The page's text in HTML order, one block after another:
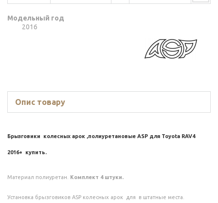
Модельный год
2016
Опис товару
Брызговики колесных арок ,полиуретановые ASP для Toyota RAV4
2016+ купить.
Материал полиуретан. Комплект 4 штуки.
Установка брызговиков ASP колесных арок для в штатные места.